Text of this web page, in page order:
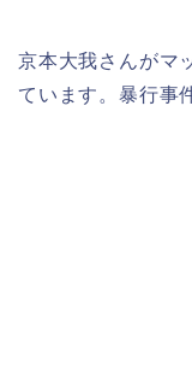
京本大我さんがマ
ています。暴行事